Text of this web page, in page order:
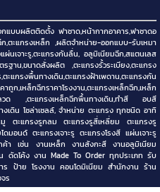
แบบผลิตติดตั้ง ฟาซาด,หน้ากากอาคาร,ฟาซาดอ
,ตะแกรงเหล็ก ,ผลิตจำหน่าย-ออกแบบ-รับเหมา
นเจาะรู,ตะแกรงกันลื่น, อลูมิเนียมฉีก,สแตนเลส
ฐาน,ขนาดสั่งผลิต ,ตะแกรงรั้วระเบียง,ตะแกรง
ะแกรงพื้นทางเดิน,ตะแกรงฝ้าเพดาน,ตะแกรงกัน
,เหล็กฉีกราคาโรงงาน,ตะแกรงเหล็กฉีก,เหล็ก
วด ,ตะแกรงเหล็กฉีกพื้นทางเดิน,ทำสี อบสี
เดิน โซล่าเซลล์, จำหน่าย ตะแกรง ทุกชนิด อาทิ
ตะแกรงรูกลม ตะแกรงรูสี่เหลี่ยม ตะแกรงรู
อนด์ ตะแกรงเจาะรู ตะแกรงโรงสี แผ่นเจาะรู
ค้า เช่น งานเหล็ก งานสังกะสี งานอลูมิเนียม
ดโค้ง งาน Made To Order ทุกประเภท รับ
ป้าย โรงงาน คอนโดมิเนียม สำนักงาน ร้าน
ร